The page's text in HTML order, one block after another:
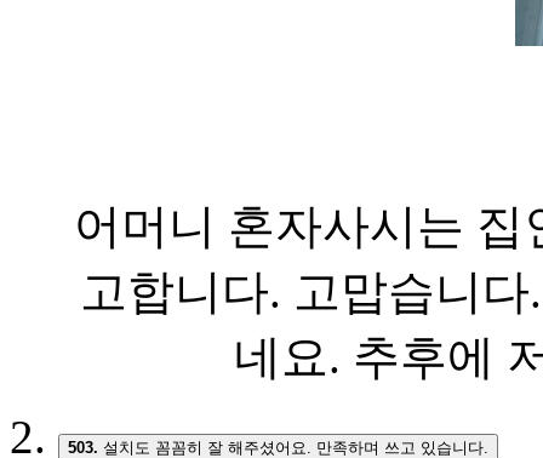
어머니 혼자사시는
고합니다. 고맙습니
네요. 추후에
503. 설치도 꼼꼼히 잘 해주셨어요. 만족하며 쓰고 있습니다.